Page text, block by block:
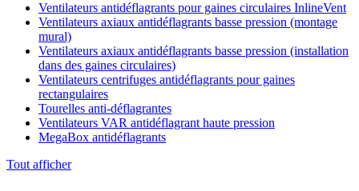
Ventilateurs antidéflagrants pour gaines circulaires InlineVent
Ventilateurs axiaux antidéflagrants basse pression (montage
mural)
Ventilateurs axiaux antidéflagrants basse pression (installation
dans des gaines circulaires)
Ventilateurs centrifuges antidéflagrants pour gaines
rectangulaires
Tourelles anti-déflagrantes
Ventilateurs VAR antidéflagrant haute pression
MegaBox antidéflagrants
Tout afficher